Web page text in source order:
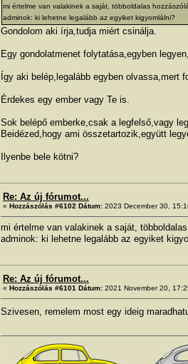
mi értelme van valakinek a saját, többoldalas
adminok: ki lehetne legalább az egyiket kigyomlálni?
Gondolom aki írja,tudja miért csinálja.
Egy gondolatmenet folytatása,egyben
Így aki belép,legalább egyben olvassa,mert
Érdekes egy ember vagy Te is.
Sok belépő emberke,csak a legfelső,vagy
Beidézed,hogy ami összetartozik,együtt
Ilyenbe bele kötni?
Re: Az új fórumot...
« Hozzászólás #6102 Dátum: 2023 December 30,
mi értelme van valakinek a saját,
adminok: ki lehetne legalább az egyiket
Re: Az új fórumot...
« Hozzászólás #6101 Dátum: 2021 November 20,
Szivesen, remelem most egy ideig